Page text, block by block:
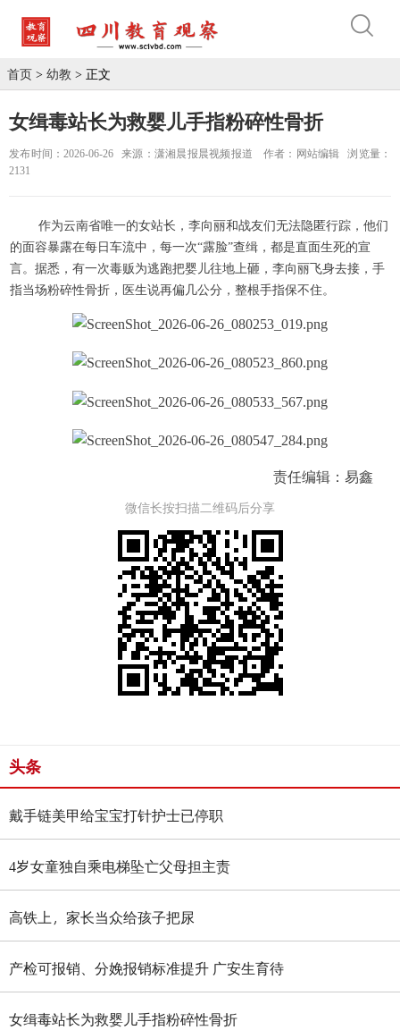
首页 > 幼教 > 正文
女缉毒站长为救婴儿手指粉碎性骨折
发布时间：2026-06-26 来源：潇湘晨报晨视频报道 作者：网站编辑 浏览量：
2131
作为云南省唯一的女站长，李向丽和战友们无法隐匿行踪，他们
的面容暴露在每日车流中，每一次“露脸”查缉，都是直面生死的宣
言。据悉，有一次毒贩为逃跑把婴儿往地上砸，李向丽飞身去接，手
指当场粉碎性骨折，医生说再偏几公分，整根手指保不住。
责任编辑：易鑫
微信长按扫描二维码后分享
头条
戴手链美甲给宝宝打针护士已停职
4岁女童独自乘电梯坠亡父母担主责
高铁上，家长当众给孩子把尿
产检可报销、分娩报销标准提升 广安生育待
遇大升级
女缉毒站长为救婴儿手指粉碎性骨折